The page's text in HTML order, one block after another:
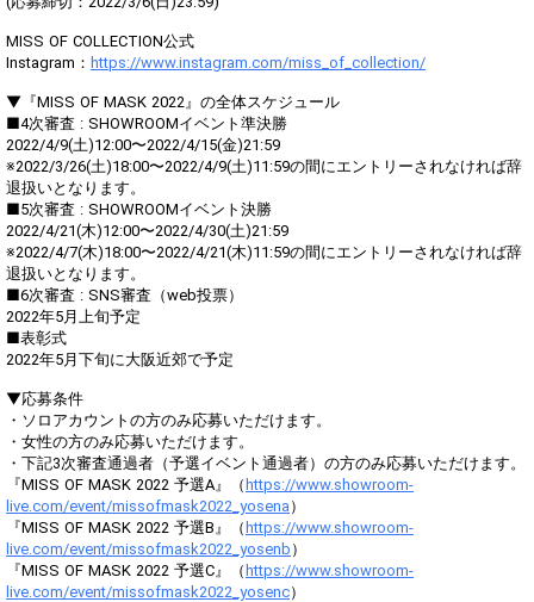
MISS OF COLLECTION公式
Instagram： https://www.instagram.com/miss_of_collection/
▼『MISS OF MASK 2022』の全体スケジュール
■4次審査 : SHOWROOMイベント準決勝
2022/4/9(土)12:00〜2022/4/15(金)21:59
※2022/3/26(土)18:00〜2022/4/9(土)11:59の間にエントリーされなければ辞
退扱いとなります。
■5次審査 : SHOWROOMイベント決勝
2022/4/21(木)12:00〜2022/4/30(土)21:59
※2022/4/7(木)18:00〜2022/4/21(木)11:59の間にエントリーされなければ辞
退扱いとなります。
■6次審査 : SNS審査（web投票）
2022年5月上旬予定
■表彰式
2022年5月下旬に大阪近郊で予定
▼応募条件
・ソロアカウントの方のみ応募いただけます。
・女性の方のみ応募いただけます。
・下記3次審査通過者（予選イベント通過者）の方のみ応募いただけます。
『MISS OF MASK 2022 予選A』（ https://www.showroom-
live.com/event/missofmask2022_yosena ）
『MISS OF MASK 2022 予選B』（ https://www.showroom-
live.com/event/missofmask2022_yosenb ）
『MISS OF MASK 2022 予選C』（ https://www.showroom-
live.com/event/missofmask2022_yosenc）